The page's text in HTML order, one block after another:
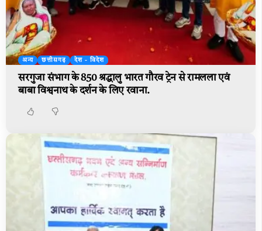
अन्य छत्तीसगढ़ देश - विदेश
सरगुजा संभाग के 850 श्रद्धालु भारत गौरव ट्रेन से रामलला एवं
बाबा विश्वनाथ के दर्शन के लिए रवाना.